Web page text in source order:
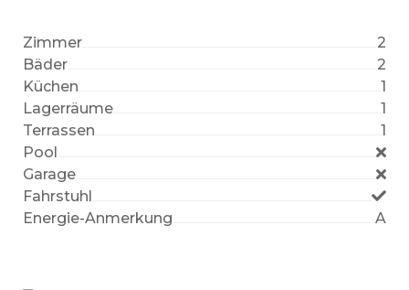
Zimmer
2
Bäder
2
Küchen
1
Lagerräume
1
Terrassen
1
Pool
Garage
Fahrstuhl
Energie-Anmerkung
A